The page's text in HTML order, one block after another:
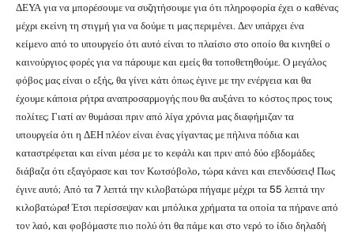
ΔΕΥΑ για να μπορέσουμε να συζητήσουμε για ότι πληροφορία έχει ο καθένας
μέχρι εκείνη τη στιγμή για να δούμε τι μας περιμένει. Δεν υπάρχει ένα
κείμενο από το υπουργείο ότι αυτό είναι το πλαίσιο στο οποίο θα κινηθεί ο
καινούργιος φορές για να πάρουμε και εμείς θα τοποθετηθούμε. Ο μεγάλος
φόβος μας είναι ο εξής, θα γίνει κάτι όπως έγινε με την ενέργεια και θα
έχουμε κάποια ρήτρα αναπροσαρμογής που θα αυξάνει το κόστος προς τους
πολίτες; Γιατί αν θυμάσαι πριν από λίγα χρόνια μας διαφήμιζαν τα
υπουργεία ότι η ΔΕΗ πλέον είναι ένας γίγαντας με πήλινα πόδια και
καταστρέφεται και είναι μέσα με το κεφάλι και πριν από δύο εβδομάδες
διάβαζα ότι εξαγόρασε και τον Κωτσόβολο, τώρα κάνει και επενδύσεις! Πως
έγινε αυτό; Από τα 7 λεπτά την κιλοβατώρα πήγαμε μέχρι τα 55 λεπτά την
κιλοβατώρα! Έτσι περίσσεψαν και μπόλικα χρήματα τα οποία τα πήρανε από
τον λαό, και φοβόμαστε πιο πολύ ότι θα πάμε και στο νερό το ίδιο δηλαδή